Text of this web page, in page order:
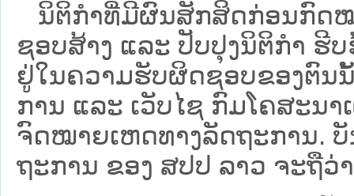
ນິ​ຕິ​ກຳ​ທີ່​ມີ​ຜົນ​ສັກ​ສິດ​ກ່ອນ​ກົດ​ໝ
ຊອບ​ສ້າງ ແລະ ປັບ​ປຸງນິ​ຕິ​ກຳ ຮີ
ຢູ່ໃນຄວາມຮັບຜິດຊອບຂອງຕົນ
ການ ແລະ ເວັບໄຊ​ ກົມໂຄສະນ
ຈົດໝາຍເຫດທາງລັດຖະການ.
ຖະ​ການ ຂອງ ສປ​ປ ລາວ ​ຈະຖື​